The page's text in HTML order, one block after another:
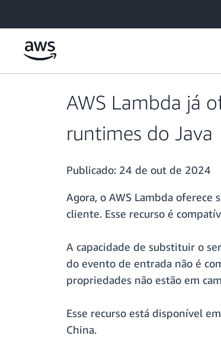
AWS Lambda já
runtimes do Java
Publicado: 24 de out de 2024
Agora, o AWS Lambda
cliente. Esse recurso é
A capacidade de substituir o
do evento de entrada não é
propriedades não estão em
Esse recurso está disponível
China.